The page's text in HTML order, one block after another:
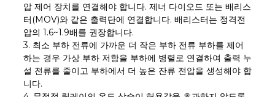
압 제어 장치를 연결해야 합니다. 제너 다이오드 또는 배리스
터(MOV)와 같은 출력단에 연결합니다. 배리스터는 정격전
압의 1.6~1.9배를 권장합니다.
3. 최소 부하 전류에 가까운 더 작은 부하 전류 부하를 제어
하는 ​​경우 가상 부하 저항을 부하에 병렬로 연결하여 출력 누
설 전류를 줄이고 부하에서 더 높은 잔류 전압을 생성해야 합
니다.